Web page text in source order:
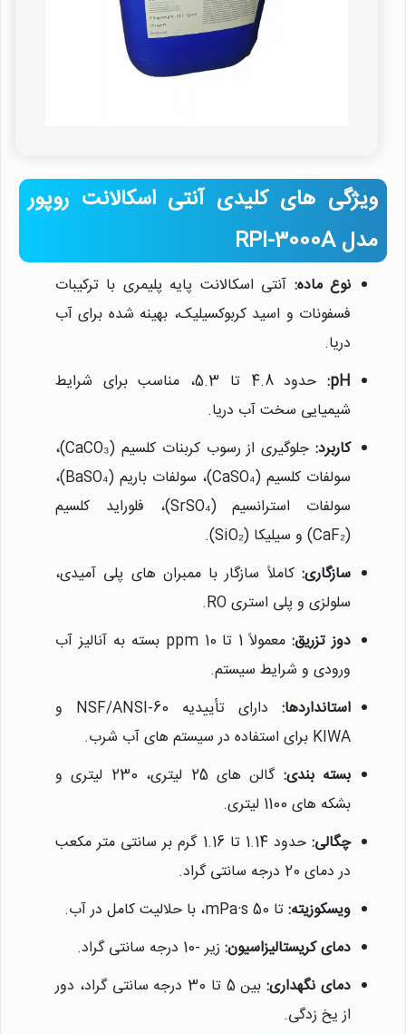
ویژگی های کلیدی آنتی اسکالانت روپور
مدل RPI-3000A
نوع ماده: آنتی اسکالانت پایه پلیمری با ترکیبات
فسفونات و اسید کربوکسیلیک، بهینه شده برای آب
دریا.
pH:
حدود 4.8 تا 5.3، مناسب برای شرایط
شیمیایی سخت آب دریا.
کاربرد:
جلوگیری از رسوب کربنات کلسیم (CaCO₃)،
سولفات کلسیم (CaSO₄)، سولفات باریم (BaSO₄)،
سولفات استرانسیم (SrSO₄)، فلوراید کلسیم
(CaF₂) و سیلیکا (SiO₂).
سازگاری: کاملاً سازگار با ممبران های پلی آمیدی،
سلولزی و پلی استری RO.
دوز تزریق:
معمولاً 1 تا 10 ppm بسته به آنالیز آب
ورودی و شرایط سیستم.
استانداردها:
دارای تأییدیه NSF/ANSI-60 و
KIWA برای استفاده در سیستم های آب شرب.
بسته بندی:
گالن های 25 لیتری، 230 لیتری و
بشکه های 1100 لیتری.
چگالی:
حدود 1.14 تا 1.16 گرم بر سانتی متر مکعب
در دمای 20 درجه سانتی گراد.
ویسکوزیته:تا 50 mPa·s، با حلالیت کامل در آب.
دمای کریستالیزاسیون: زیر -10 درجه سانتی گراد.
دمای نگهداری:
بین 5 تا 30 درجه سانتی گراد، دور
از یخ زدگی.